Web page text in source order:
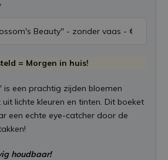
= Morgen in huis!
is een prachtig zijden bloemen
lichte kleuren en tinten. Dit boeket
een echte eye-catcher door de
houdbaar!